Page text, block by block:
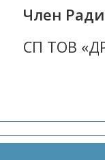
Член
СП ТОВ